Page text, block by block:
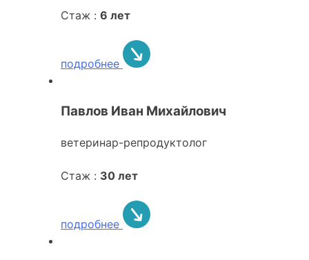
Стаж : 6 лет
подробнее
Павлов Иван Михайлович
ветеринар-репродуктолог
Стаж : 30 лет
подробнее